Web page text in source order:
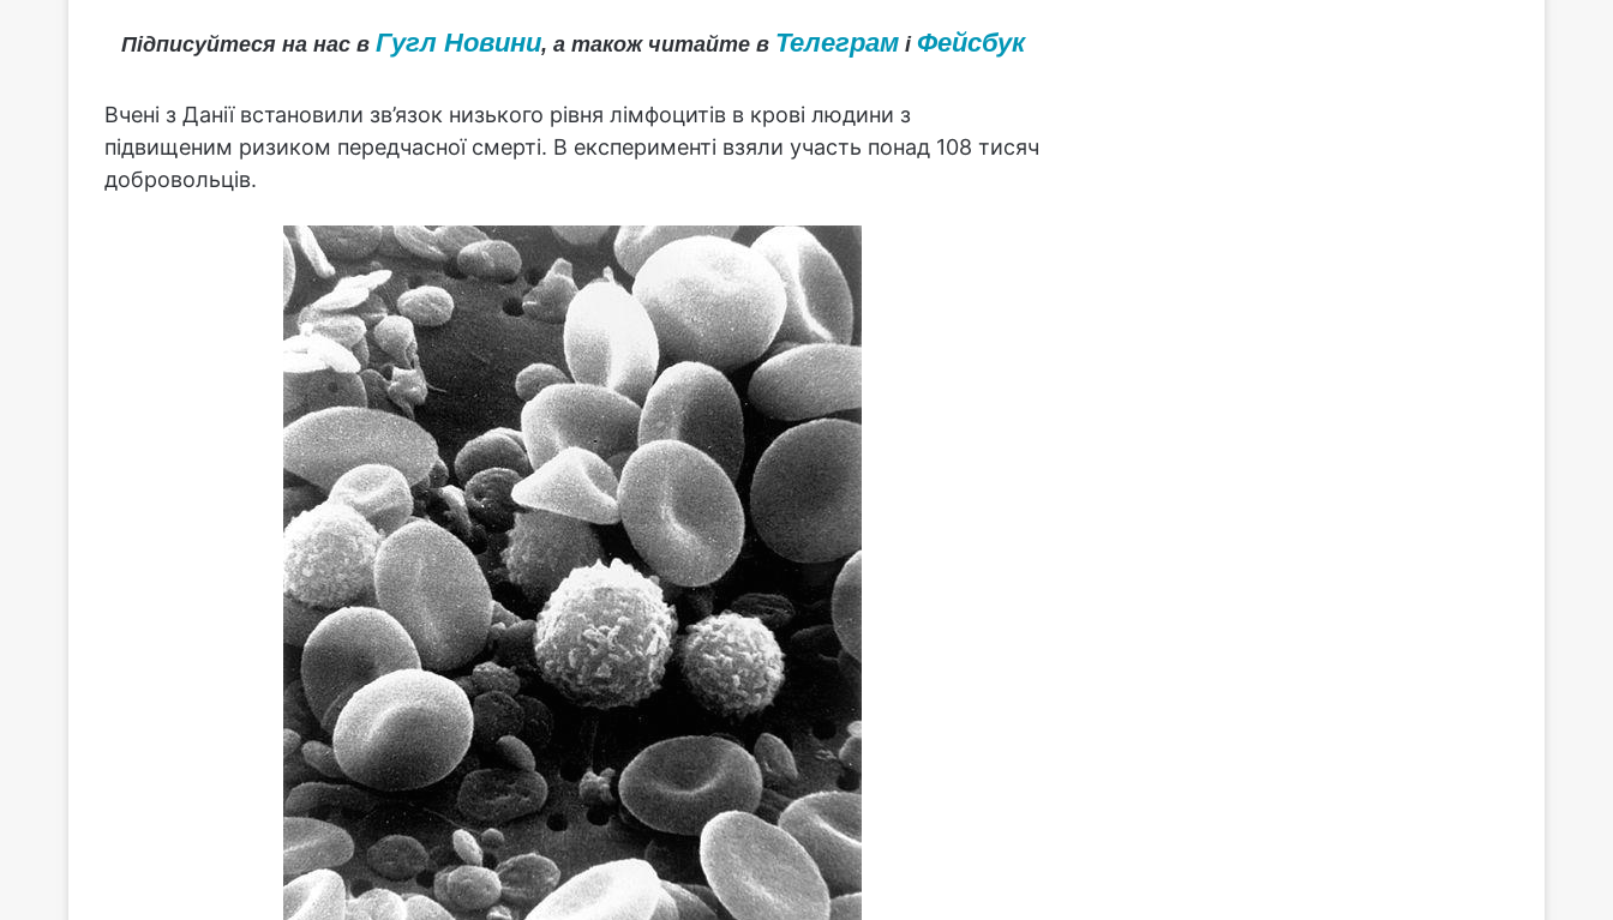
Підписуйтеся на нас в Гугл Новини, а також читайте в Телеграмі Фейсбук
Вчені з Данії встановили зв’язок низького рівня лімфоцитів в крові людини з
підвищеним ризиком передчасної смерті. В експерименті взяли участь понад 108 тисяч
добровольців.